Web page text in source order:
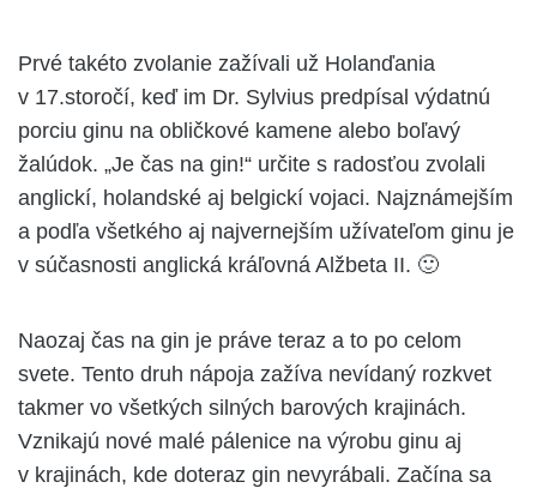
Prvé takéto zvolanie zažívali už Holanďania
v 17.storočí, keď im Dr. Sylvius predpísal výdatnú
porciu ginu na obličkové kamene alebo boľavý
žalúdok. „Je čas na gin!“ určite s radosťou zvolali
anglickí, holandské aj belgickí vojaci. Najznámejším
a podľa všetkého aj najvernejším užívateľom ginu je
v súčasnosti anglická kráľovná Alžbeta II. 🙂
Naozaj čas na gin je práve teraz a to po celom
svete. Tento druh nápoja zažíva nevídaný rozkvet
takmer vo všetkých silných barových krajinách.
Vznikajú nové malé pálenice na výrobu ginu aj
v krajinách, kde doteraz gin nevyrábali. Začína sa